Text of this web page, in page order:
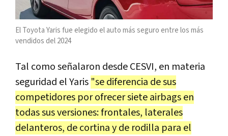
El Toyota Yaris fue elegido el auto más seguro entre los más
vendidos del 2024
Tal como señalaron desde CESVI, en materia
seguridad el Yaris "se diferencia de sus
competidores por ofrecer siete airbags en
todas sus versiones: frontales, laterales
delanteros, de cortina y de rodilla para el